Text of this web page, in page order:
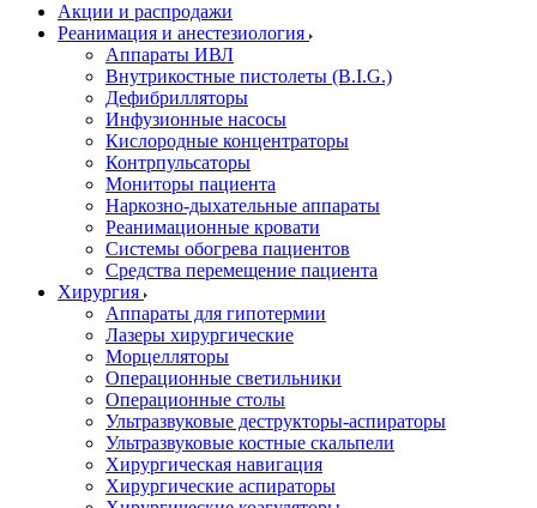
Акции и распродажи
Реанимация и анестезиология
Аппараты ИВЛ
Внутрикостные пистолеты (B.I.G.)
Дефибрилляторы
Инфузионные насосы
Кислородные концентраторы
Контрпульсаторы
Мониторы пациента
Наркозно-дыхательные аппараты
Реанимационные кровати
Системы обогрева пациентов
Средства перемещение пациента
Хирургия
Аппараты для гипотермии
Лазеры хирургические
Морцелляторы
Операционные светильники
Операционные столы
Ультразвуковые деструкторы-аспираторы
Ультразвуковые костные скальпели
Хирургическая навигация
Хирургические аспираторы